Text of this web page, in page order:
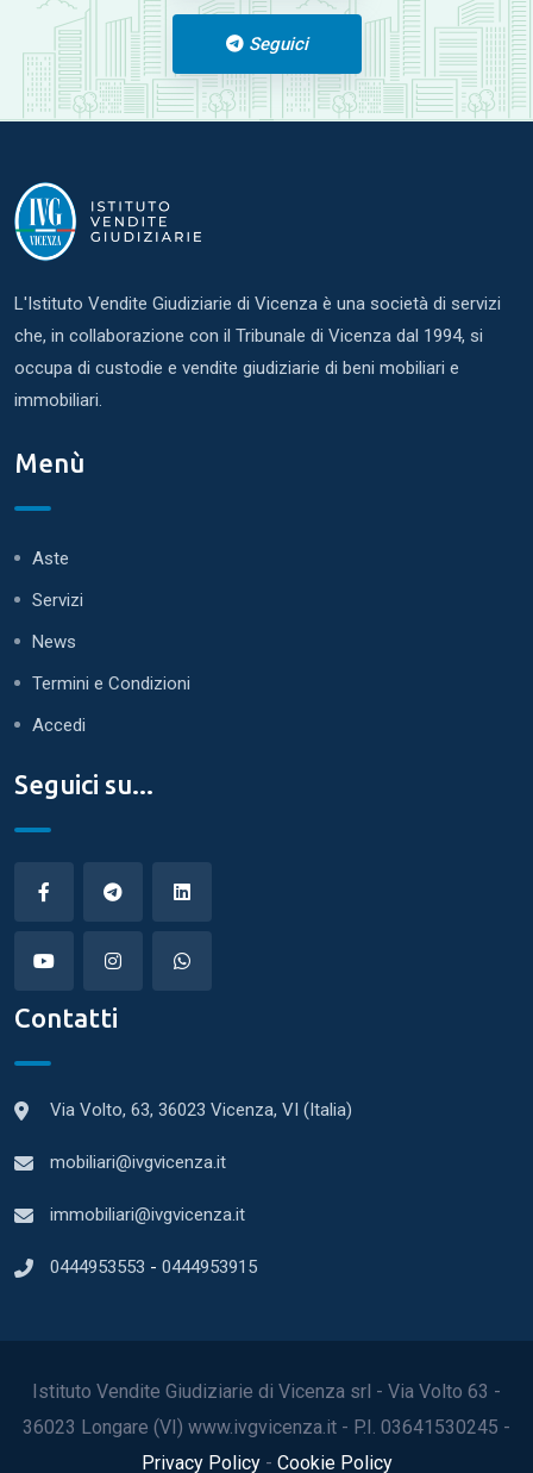
Seguici
L'Istituto Vendite Giudiziarie di Vicenza è una società di servizi
che, in collaborazione con il Tribunale di Vicenza dal 1994, si
occupa di custodie e vendite giudiziarie di beni mobiliari e
immobiliari.
Menù
Aste
Servizi
News
Termini e Condizioni
Accedi
Seguici su...
Contatti
Via Volto, 63, 36023 Vicenza, VI (Italia)
mobiliari@ivgvicenza.it
immobiliari@ivgvicenza.it
0444953553 - 0444953915
Istituto Vendite Giudiziarie di Vicenza srl - Via Volto 63 -
36023 Longare (VI) www.ivgvicenza.it - P.I. 03641530245 -
Privacy Policy - Cookie Policy